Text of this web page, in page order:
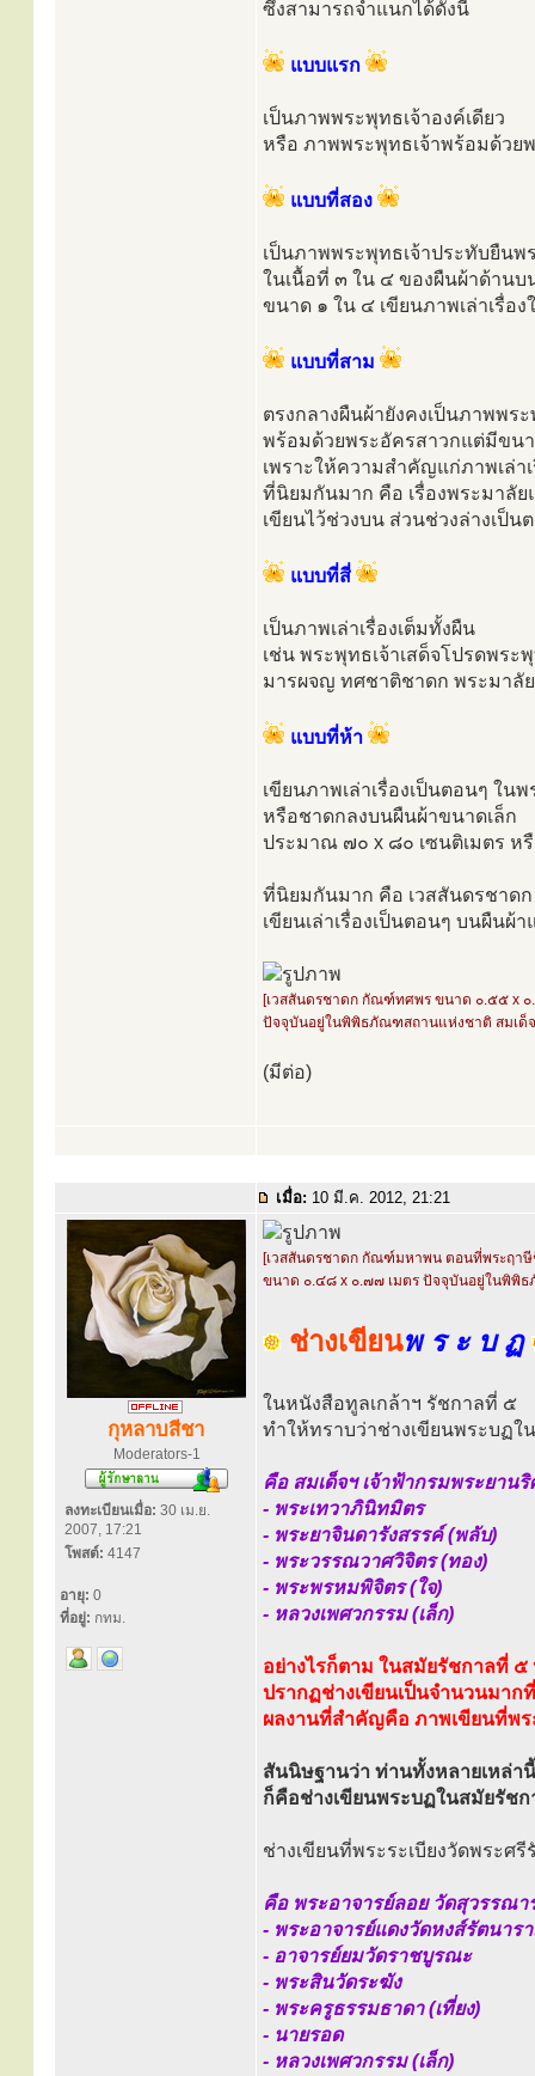
ซึ่งสามารถจำแนกได้ดังนี้
แบบแรก
เป็นภาพพระพุทธเจ้าองค์เดียว
หรือ ภาพพระพุทธเจ้าพร้อมด้วย
แบบที่สอง
เป็นภาพพระพุทธเจ้าประทับยืนพ
ในเนื้อที่ ๓ ใน ๔ ของผืนผ้าด้านบ
ขนาด ๑ ใน ๔ เขียนภาพเล่าเรื่อ
แบบที่สาม
ตรงกลางผืนผ้ายังคงเป็นภาพพร
พร้อมด้วยพระอัครสาวกแต่มีขน
เพราะให้ความสำคัญแก่ภาพเล่า
ที่นิยมกันมาก คือ เรื่องพระมาลั
เขียนไว้ช่วงบน ส่วนช่วงล่างเป็
แบบที่สี่
เป็นภาพเล่าเรื่องเต็มทั้งผืน
เช่น พระพุทธเจ้าเสด็จโปรดพระ
มารผจญ ทศชาติชาดก พระมาลัย
แบบที่ห้า
เขียนภาพเล่าเรื่องเป็นตอนๆ ใน
หรือชาดกลงบนผืนผ้าขนาดเล็ก
ประมาณ ๗๐ x ๘๐ เซนติเมตร ห
ที่นิยมกันมาก คือ เวสสันดรชาด
เขียนเล่าเรื่องเป็นตอนๆ บนผืนผ้
[เวสสันดรชาดก กัณฑ์ทศพร ขนาด ๐.๕๕ x ๐
ปัจจุบันอยู่ในพิพิธภัณฑสถานแห่งชาติ สมเด็
(มีต่อ)
เมื่อ: 10 มี.ค. 2012, 21:21
กุหลาบสีชา
Moderators-1
ลงทะเบียนเมื่อ: 30 เม.ย.
2007, 17:21
โพสต์: 4147
อายุ: 0
ที่อยู่: กทม.
[เวสสันดรชาดก กัณฑ์มหาพน ตอนที่พระฤาษี
ขนาด ๐.๔๘ x ๐.๗๗ เมตร ปัจจุบันอยู่ในพิพิ
ช่างเขียนพ ร ะ บ ฏ
ในหนังสือทูลเกล้าฯ รัชกาลที่ ๕
ทำให้ทราบว่าช่างเขียนพระบฏ
คือ สมเด็จฯ เจ้าฟ้ากรมพระยาน
- พระเทวาภินิทมิตร
- พระยาจินดารังสรรค์ (พลับ)
- พระวรรณวาศวิจิตร (ทอง)
- พระพรหมพิจิตร (ใจ)
- หลวงเพศวกรรม (เล็ก)
อย่างไรก็ตาม ในสมัยรัชกาลที่ ๕
ปรากฏช่างเขียนเป็นจำนวนมาก
ผลงานที่สำคัญคือ ภาพเขียนที่พร
สันนิษฐานว่า ท่านทั้งหลายเหล่านี้
ก็คือช่างเขียนพระบฏในสมัยรัช
ช่างเขียนที่พระระเบียงวัดพระศ
คือ พระอาจารย์ลอย วัดสุวรรณา
- พระอาจารย์แดงวัดหงส์รัตนาร
- อาจารย์ยมวัดราชบูรณะ
- พระสินวัดระฆัง
- พระครูธรรมธาดา (เที่ยง)
- นายรอด
- หลวงเพศวกรรม (เล็ก)